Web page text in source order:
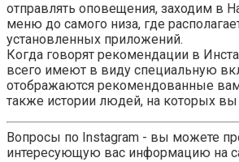
отправлять оповещения, заходим в
меню до самого низа, где
установленных приложений.
Когда говорят рекомендации в
всего имеют в виду специальную
отображаются рекомендованные
также истории людей, на которых
Вопросы по Instagram - вы можете
интересующую вас информацию на